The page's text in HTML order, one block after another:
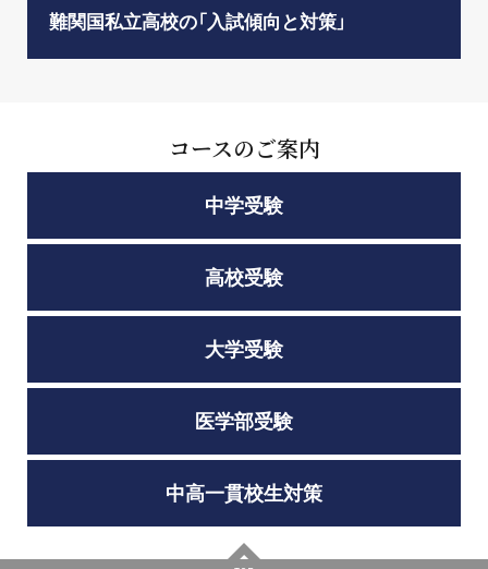
難関国私立高校の「入試傾向と対策」
コースのご案内
中学受験
高校受験
大学受験
医学部受験
中高一貫校生対策